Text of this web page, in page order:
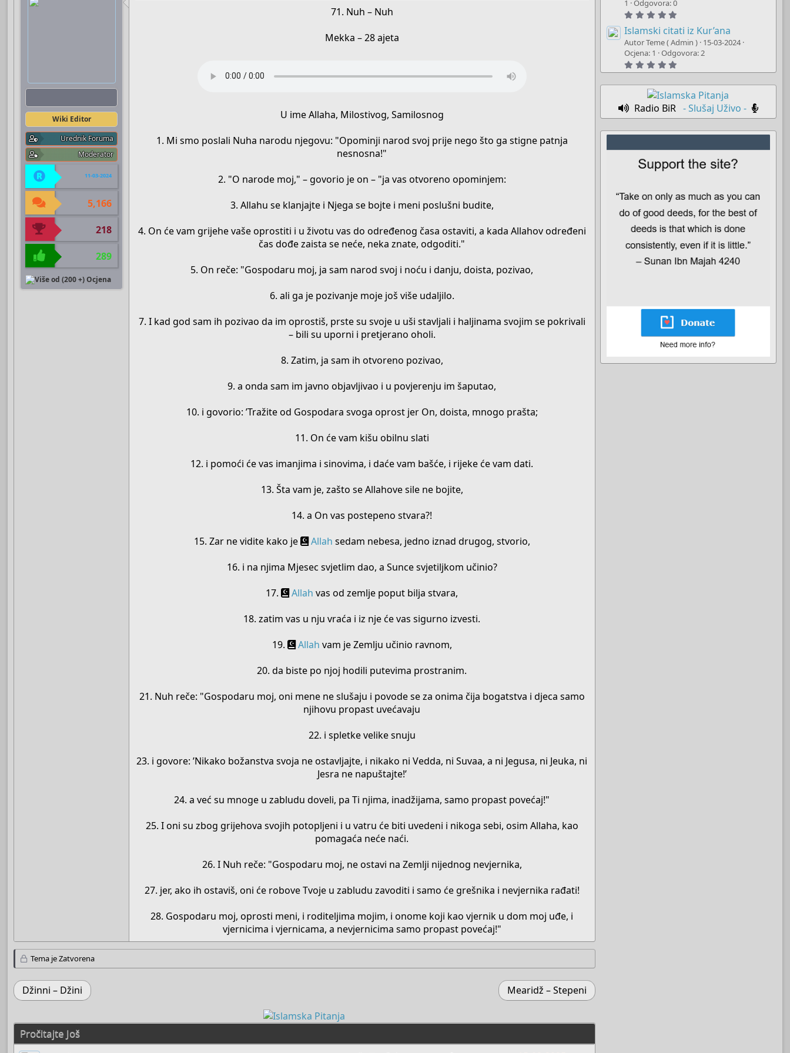
Wiki Editor
Urednik Foruma
Moderator
11-03-2024
5,166
218
289
71. Nuh – Nuh
Mekka – 28 ajeta
U ime Allaha, Milostivog, Samilosnog
1. Mi smo poslali Nuha narodu njegovu: "Opominji narod svoj prije nego što ga stigne patnja
nesnosna!"
2. "O narode moj," – govorio je on – "ja vas otvoreno opominjem:
3. Allahu se klanjajte i Njega se bojte i meni poslušni budite,
4. On će vam grijehe vaše oprostiti i u životu vas do određenog časa ostaviti, a kada Allahov određeni
čas dođe zaista se neće, neka znate, odgoditi."
5. On reče: "Gospodaru moj, ja sam narod svoj i noću i danju, doista, pozivao,
6. ali ga je pozivanje moje još više udaljilo.
7. I kad god sam ih pozivao da im oprostiš, prste su svoje u uši stavljali i haljinama svojim se pokrivali
– bili su uporni i pretjerano oholi.
8. Zatim, ja sam ih otvoreno pozivao,
9. a onda sam im javno objavljivao i u povjerenju im šaputao,
10. i govorio: ’Tražite od Gospodara svoga oprost jer On, doista, mnogo prašta;
11. On će vam kišu obilnu slati
12. i pomoći će vas imanjima i sinovima, i daće vam bašće, i rijeke će vam dati.
13. Šta vam je, zašto se Allahove sile ne bojite,
14. a On vas postepeno stvara?!
15. Zar ne vidite kako je
Allah sedam nebesa, jedno iznad drugog, stvorio,
16. i na njima Mjesec svjetlim dao, a Sunce svjetiljkom učinio?
17.
Allah vas od zemlje poput bilja stvara,
18. zatim vas u nju vraća i iz nje će vas sigurno izvesti.
19.
Allah vam je Zemlju učinio ravnom,
20. da biste po njoj hodili putevima prostranim.
21. Nuh reče: "Gospodaru moj, oni mene ne slušaju i povode se za onima čija bogatstva i djeca samo
njihovu propast uvećavaju
22. i spletke velike snuju
23. i govore: ’Nikako božanstva svoja ne ostavljajte, i nikako ni Vedda, ni Suvaa, a ni Jegusa, ni Jeuka, ni
Jesra ne napuštajte!’
24. a već su mnoge u zabludu doveli, pa Ti njima, inadžijama, samo propast povećaj!"
25. I oni su zbog grijehova svojih potopljeni i u vatru će biti uvedeni i nikoga sebi, osim Allaha, kao
pomagaća neće naći.
26. I Nuh reče: "Gospodaru moj, ne ostavi na Zemlji nijednog nevjernika,
27. jer, ako ih ostaviš, oni će robove Tvoje u zabludu zavoditi i samo će grešnika i nevjernika rađati!
28. Gospodaru moj, oprosti meni, i roditeljima mojim, i onome koji kao vjernik u dom moj uđe, i
vjernicima i vjernicama, a nevjernicima samo propast povećaj!"​
Tema je Zatvorena
Džinni – Džini Mearidž – Stepeni
Pročitajte Još
s
)
1
Odgovora: 0
0
0
s
t
(
s
Islamski citati iz Kur’ana
Autor Teme ( Admin ) 15-03-2024
Ocjena: 1
Odgovora: 2
.
0
s
t
r
s
Radio BiR - Slušaj Uživo -